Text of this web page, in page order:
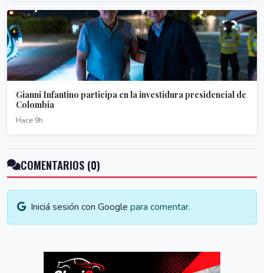
Gianni Infantino participa en la investidura presidencial de
Colombia
Hace 9h
COMENTARIOS (0)
Iniciá sesión con Google para comentar.